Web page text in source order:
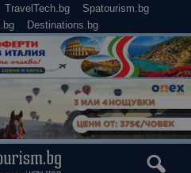
TravelTech.bg
Spatourism.bg
Destinations.bg